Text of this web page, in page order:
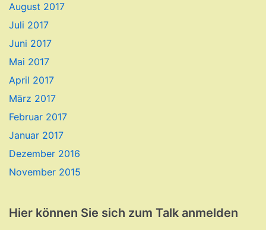
August 2017
Juli 2017
Juni 2017
Mai 2017
April 2017
März 2017
Februar 2017
Januar 2017
Dezember 2016
November 2015
Hier können Sie sich zum Talk anmelden